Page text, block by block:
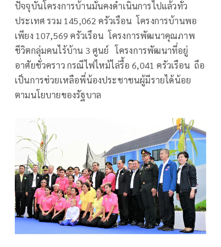
ปัจจุบันโครงการบ้านมั่นคงดำเนินการไปแล้วทั่ว
ประเทศ รวม 145,062 ครัวเรือน โครงการบ้านพอ
เพียง 107,569 ครัวเรือน โครงการพัฒนาคุณภาพ
ชีวิตกลุ่มคนไร้บ้าน 3 ศูนย์ โครงการพัฒนาที่อยู่
อาศัยชั่วคราว กรณีไฟไหม้ไล่รื้อ 6,041 ครัวเรือน ถือ
เป็นการช่วยเหลือพี่น้องประชาชนผู้มีรายได้น้อย
ตามนโยบายของรัฐบาล